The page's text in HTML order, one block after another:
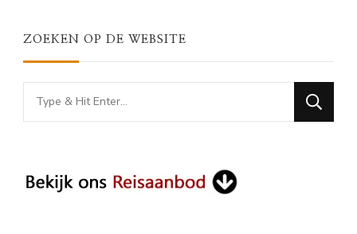
ZOEKEN OP DE WEBSITE
Looking
for